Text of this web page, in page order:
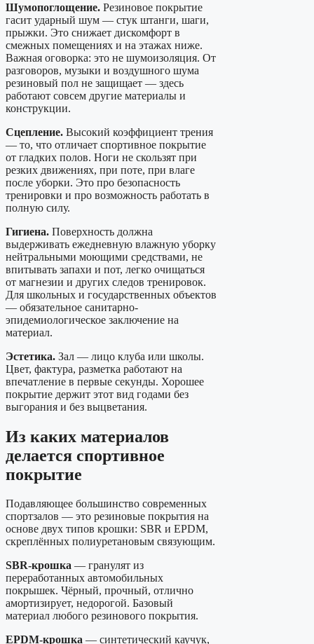
Шумопоглощение. Резиновое покрытие
гасит ударный шум — стук штанги, шаги,
прыжки. Это снижает дискомфорт в
смежных помещениях и на этажах ниже.
Важная оговорка: это не шумоизоляция. От
разговоров, музыки и воздушного шума
резиновый пол не защищает — здесь
работают совсем другие материалы и
конструкции.
Сцепление. Высокий коэффициент трения
— то, что отличает спортивное покрытие
от гладких полов. Ноги не скользят при
резких движениях, при поте, при влаге
после уборки. Это про безопасность
тренировки и про возможность работать в
полную силу.
Гигиена. Поверхность должна
выдерживать ежедневную влажную уборку
нейтральными моющими средствами, не
впитывать запахи и пот, легко очищаться
от магнезии и других следов тренировок.
Для школьных и государственных объектов
— обязательное санитарно-
эпидемиологическое заключение на
материал.
Эстетика. Зал — лицо клуба или школы.
Цвет, фактура, разметка работают на
впечатление в первые секунды. Хорошее
покрытие держит этот вид годами без
выгорания и без выцветания.
Из каких материалов
делается спортивное
покрытие
Подавляющее большинство современных
спортзалов — это резиновые покрытия на
основе двух типов крошки: SBR и EPDM,
скреплённых полиуретановым связующим.
SBR-крошка — гранулят из
переработанных автомобильных
покрышек. Чёрный, прочный, отлично
амортизирует, недорогой. Базовый
материал любого резинового покрытия.
EPDM-крошка — синтетический каучук,